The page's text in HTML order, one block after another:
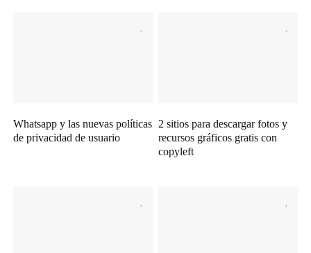
Whatsapp y las nuevas políticas
de privacidad de usuario
2 sitios para descargar fotos y
recursos gráficos gratis con
copyleft